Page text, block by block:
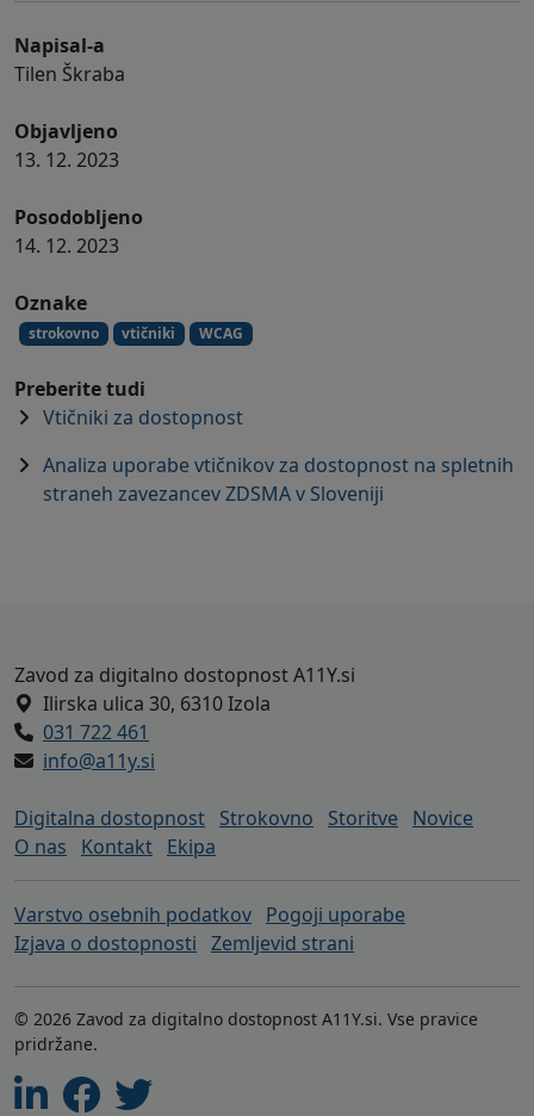
Napisal-a
Tilen Škraba
Objavljeno
13. 12. 2023
Posodobljeno
14. 12. 2023
Oznake
strokovno vtičniki WCAG
Preberite tudi
Vtičniki za dostopnost
Analiza uporabe vtičnikov za dostopnost na spletnih
straneh zavezancev ZDSMA v Sloveniji
Noga strani - naslov zavoda A11Y in
Zavod za digitalno dostopnost A11Y.si
Ilirska ulica 30, 6310 Izola
031 722 461
info@a11y.si
Digitalna dostopnost Strokovno Storitve
Novice
O nas
Kontakt Ekipa
Varstvo osebnih podatkov Pogoji uporabe
Izjava o dostopnosti Zemljevid strani
© 2026 Zavod za digitalno dostopnost A11Y.si. Vse pravice
pridržane.
LinkedinFacebookTwitter